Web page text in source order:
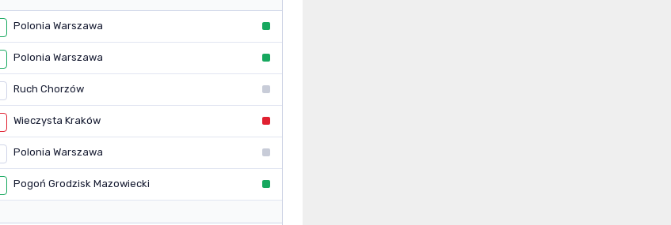
Polonia Warszawa
Polonia Warszawa
Ruch Chorzów
Wieczysta Kraków
Polonia Warszawa
Pogoń Grodzisk Mazowiecki